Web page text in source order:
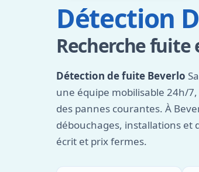
Détection
Recherche
Détection de fuite Beverlo
une équipe mobilisable 24h/
des pannes courantes. À
débouchages, installations et
écrit et prix fermes.